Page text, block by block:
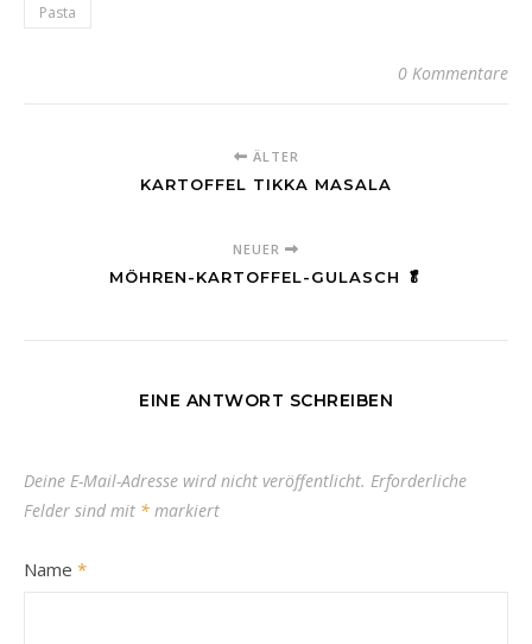
Pasta
0 Kommentare
ÄLTER
KARTOFFEL TIKKA MASALA
NEUER
MÖHREN-KARTOFFEL-GULASCH 🥬
EINE ANTWORT SCHREIBEN
Deine E-Mail-Adresse wird nicht veröffentlicht. Erforderliche
Felder sind mit * markiert
Name *